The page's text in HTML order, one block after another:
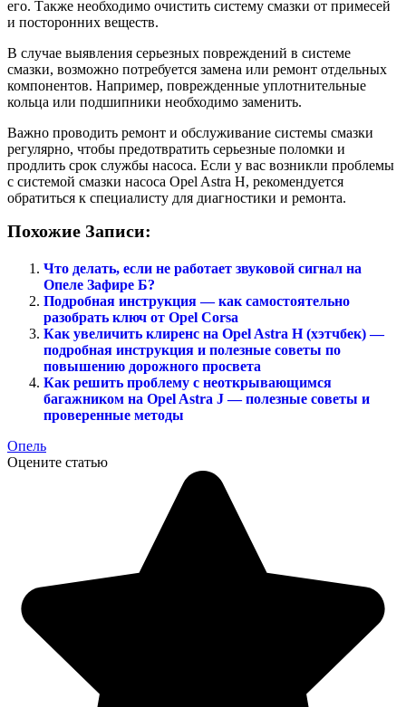
его. Также необходимо очистить систему смазки от примесей
и посторонних веществ.
В случае выявления серьезных повреждений в системе
смазки, возможно потребуется замена или ремонт отдельных
компонентов. Например, поврежденные уплотнительные
кольца или подшипники необходимо заменить.
Важно проводить ремонт и обслуживание системы смазки
регулярно, чтобы предотвратить серьезные поломки и
продлить срок службы насоса. Если у вас возникли проблемы
с системой смазки насоса Opel Astra H, рекомендуется
обратиться к специалисту для диагностики и ремонта.
Похожие Записи:
Что делать, если не работает звуковой сигнал на
Опеле Зафире Б?
Подробная инструкция — как самостоятельно
разобрать ключ от Opel Corsa
Как увеличить клиренс на Opel Astra H (хэтчбек) —
подробная инструкция и полезные советы по
повышению дорожного просвета
Как решить проблему с неоткрывающимся
багажником на Opel Astra J — полезные советы и
проверенные методы
Опель
Оцените статью